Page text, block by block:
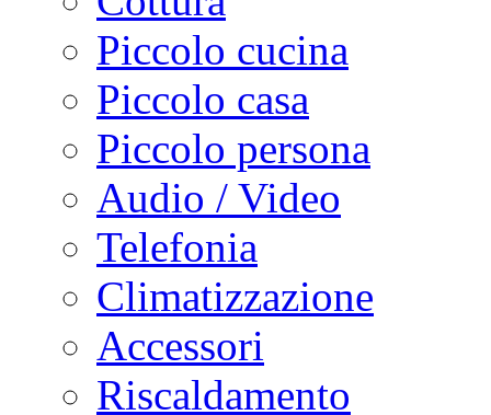
Piccolo cucina
Piccolo casa
Piccolo persona
Audio / Video
Telefonia
Climatizzazione
Accessori
Riscaldamento